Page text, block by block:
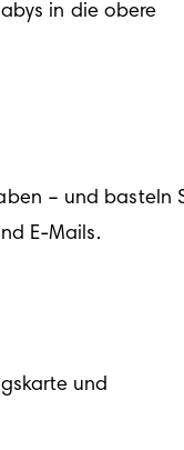
in die obere
– und basteln
E-Mails.
und